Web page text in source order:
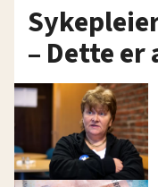
– Dette